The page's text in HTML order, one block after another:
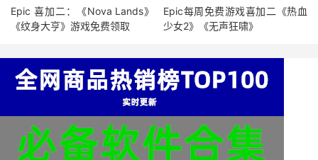
Epic 喜加二：《Nova Lands》
《纹身大亨》游戏免费领取
Epic每周免费游戏喜加二《热血
少女2》《无声狂啸》